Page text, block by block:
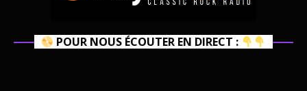
POUR NOUS ÉCOUTER EN DIRECT :